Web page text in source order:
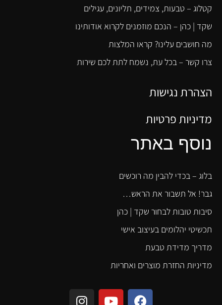
קטלוג – טבעות, צמידים, תליונים, עגילים
שקד | כהן – הנכם מוזמנים לקרוא אודותינו
מה חושבים עלינו? קראו המלצות
צרו קשר – בכל עת, נשמח לתת לכם שירות
הצהרת נגישות
מדיניות פרטיות
נוסף באתר
בלוג – בכדי להבין מה רוכשים
גבר! אל תשבור את הראש…
סיבות טובות לבחור שקד | כהן
תכשיטי יהלומים בעיצוב אישי
מדריך מדידת טבעת
מדיניות החזרת מוצרים ואחריות